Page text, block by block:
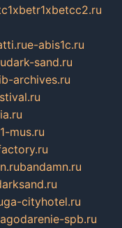
e-abis1c.ru
dark-sand.ru
archives.ru
1-mus.ru
bandamn.ru
cityhotel.ru
spb.ru